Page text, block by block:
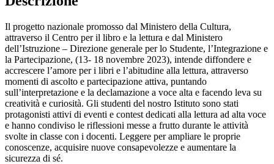
Il progetto nazionale promosso dal Ministero della Cultura,
attraverso il Centro per il libro e la lettura e dal Ministero
dell’Istruzione – Direzione generale per lo Studente, l’Integrazione e
la Partecipazione, (13- 18 novembre 2023), intende diffondere e
accrescere l’amore per i libri e l’abitudine alla lettura, attraverso
momenti di ascolto e partecipazione attiva, puntando
sull’interpretazione e la declamazione a voce alta e facendo leva su
creatività e curiosità. Gli studenti del nostro Istituto sono stati
protagonisti attivi di eventi e contest dedicati alla lettura ad alta voce
e hanno condiviso le riflessioni messe a frutto durante le attività
svolte in classe con i docenti. Leggere per ampliare le proprie
conoscenze, acquisire nuove consapevolezze e aumentare la
sicurezza di sé.